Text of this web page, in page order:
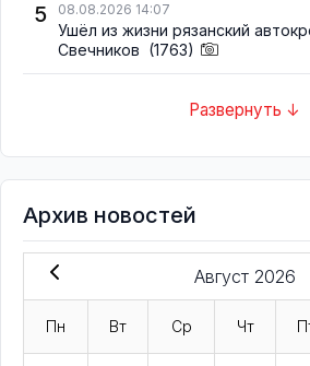
5 08.08.2026 14:07
Ушёл из жизни рязанский
Свечников (1763)
Развернуть ↓
Архив новостей
Август 2026
Пн Вт Ср Чт